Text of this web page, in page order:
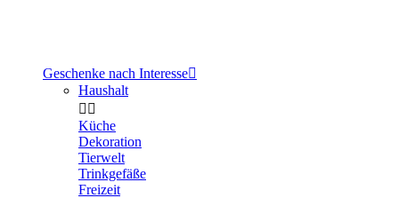
Geschenke nach Interesse
Haushalt
 
Küche
Dekoration
Tierwelt
Trinkgefäße
Freizeit